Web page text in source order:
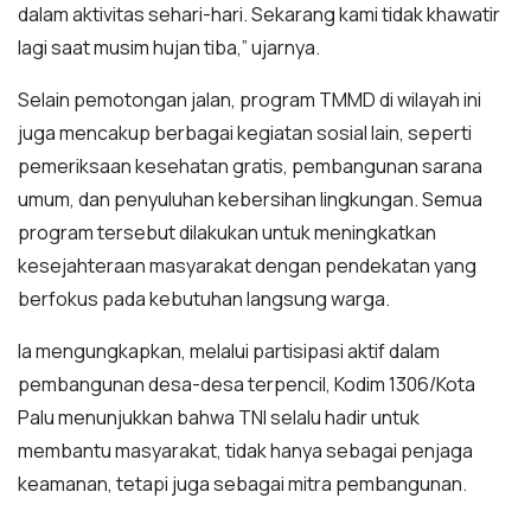
dalam aktivitas sehari-hari. Sekarang kami tidak khawatir
lagi saat musim hujan tiba,” ujarnya.
Selain pemotongan jalan, program TMMD di wilayah ini
juga mencakup berbagai kegiatan sosial lain, seperti
pemeriksaan kesehatan gratis, pembangunan sarana
umum, dan penyuluhan kebersihan lingkungan. Semua
program tersebut dilakukan untuk meningkatkan
kesejahteraan masyarakat dengan pendekatan yang
berfokus pada kebutuhan langsung warga.
Ia mengungkapkan, melalui partisipasi aktif dalam
pembangunan desa-desa terpencil, Kodim 1306/Kota
Palu menunjukkan bahwa TNI selalu hadir untuk
membantu masyarakat, tidak hanya sebagai penjaga
keamanan, tetapi juga sebagai mitra pembangunan.